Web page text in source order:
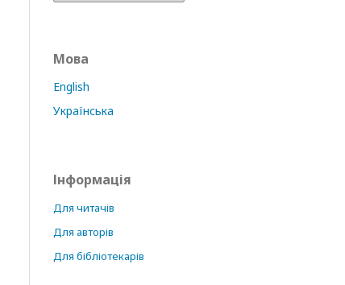
Мова
English
Українська
Інформація
Для читачів
Для авторів
Для бібліотекарів